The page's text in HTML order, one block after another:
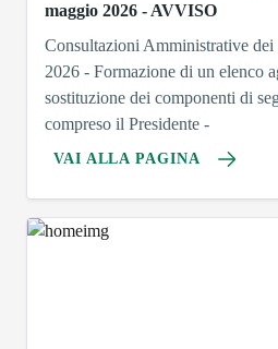
maggio 2026 - AVVISO
Consultazioni Amministrative
2026 - Formazione di un elenco
sostituzione dei componenti di
compreso il Presidente -
VAI ALLA PAGINA